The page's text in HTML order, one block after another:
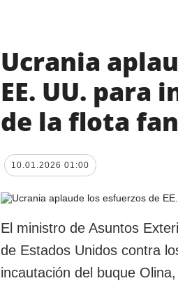
Ucrania
EE. UU.
de la flota
10.01.2026 01:00
El ministro de Asuntos
de Estados Unidos contra
incautación del buque